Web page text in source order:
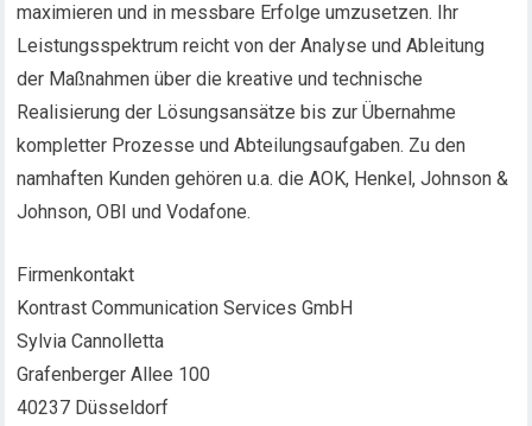
maximieren und in messbare Erfolge umzusetzen. Ihr
Leistungsspektrum reicht von der Analyse und Ableitung
der Maßnahmen über die kreative und technische
Realisierung der Lösungsansätze bis zur Übernahme
kompletter Prozesse und Abteilungsaufgaben. Zu den
namhaften Kunden gehören u.a. die AOK, Henkel, Johnson &
Johnson, OBI und Vodafone.
Firmenkontakt
Kontrast Communication Services GmbH
Sylvia Cannolletta
Grafenberger Allee 100
40237 Düsseldorf